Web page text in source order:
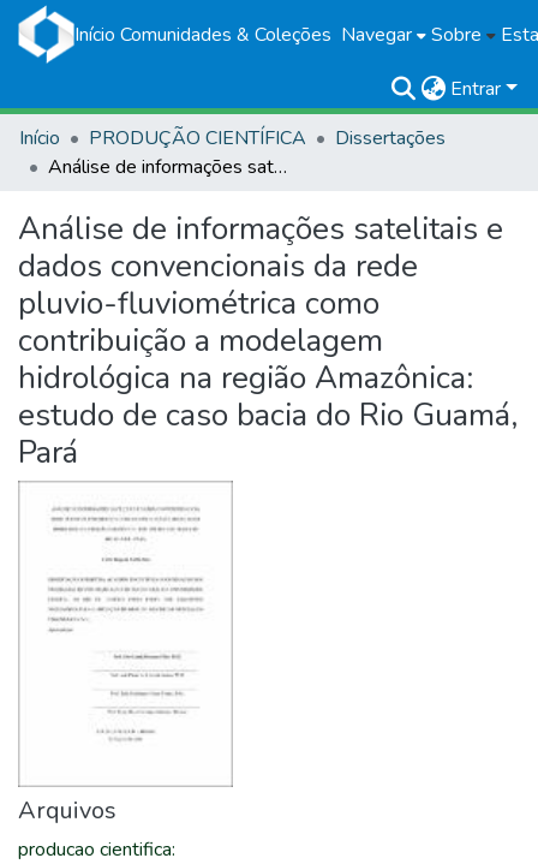
Início Comunidades & Coleções Navegar Sobre
Entrar
Início
PRODUÇÃO CIENTÍFICA
Dissertações
Análise de informações satelitais e dados convencionais da rede pluvio-fluviométrica como contribuição a modelagem hidrológica na região Amazônica: estudo de caso bacia do Rio Guamá, Pará
Análise de informações satelitais e
dados convencionais da rede
pluvio-fluviométrica como
contribuição a modelagem
hidrológica na região Amazônica:
estudo de caso bacia do Rio Guamá,
Pará
Arquivos
producao cientifica: